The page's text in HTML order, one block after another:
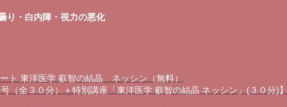
・白内障・視力の悪化
ト 東洋医学 叡智の結晶 ネッシン（無料）
号（全３０分）＋特別講座「東洋医学 叡智の結晶 ネッシン」(３０分)